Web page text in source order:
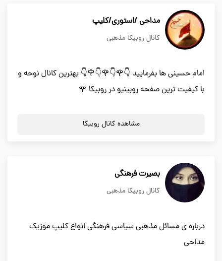
مداحی /استوری/کلیپ
کانال روبیکا مذهبی
امام حسینی ها بفرمایید 👇🌹👇🌹👇🌹👇 بهترین کانال نوحه و
با کیفیت ترین صفحه روبینیو در روبیکا 🌹
مشاهده کانال روبیکا
بصیرت فرهنگی
کانال روبیکا مذهبی
درباره ی مسائل مذهبی سیاسی فرهنگی انواع کلیپ موزیک
مداحی